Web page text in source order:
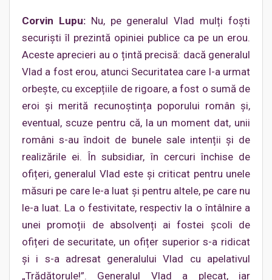
Corvin Lupu:Nu, pe generalul Vlad mulți foști
securiști îl prezintă opiniei publice ca pe un erou.
Aceste aprecieri au o țintă precisă: dacă generalul
Vlad a fost erou, atunci Securitatea care l-a urmat
orbește, cu excepțiile de rigoare, a fost o sumă de
eroi și merită recunoștința poporului român și,
eventual, scuze pentru că, la un moment dat, unii
români s-au îndoit de bunele sale intenții și de
realizările ei. În subsidiar, în cercuri închise de
ofițeri, generalul Vlad este și criticat pentru unele
măsuri pe care le-a luat și pentru altele, pe care nu
le-a luat. La o festivitate, respectiv la o întâlnire a
unei promoții de absolvenți ai fostei școli de
ofițeri de securitate, un ofițer superior s-a ridicat
și i s-a adresat generalului Vlad cu apelativul
„Trădătorule!”. Generalul Vlad a plecat, iar